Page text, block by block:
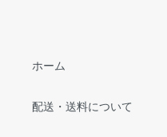
ホーム
配送・送料について